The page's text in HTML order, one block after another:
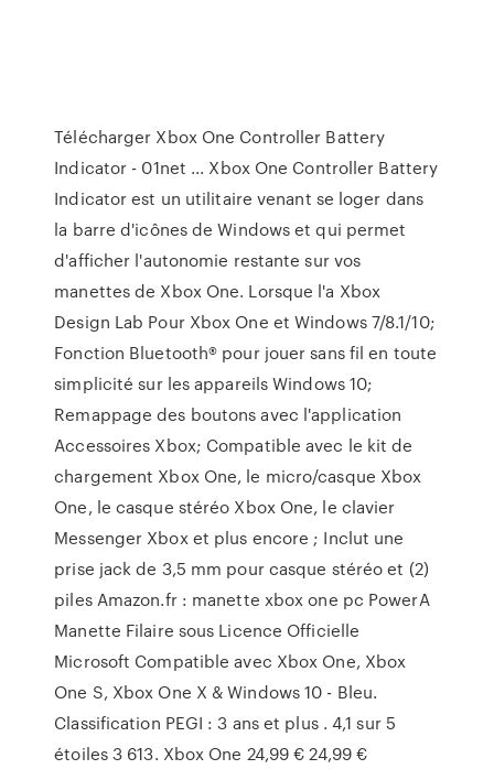
Télécharger Xbox One Controller Battery
Indicator - 01net ... Xbox One Controller Battery
Indicator est un utilitaire venant se loger dans
la barre d'icônes de Windows et qui permet
d'afficher l'autonomie restante sur vos
manettes de Xbox One. Lorsque l'a Xbox
Design Lab Pour Xbox One et Windows 7/8.1/10;
Fonction Bluetooth® pour jouer sans fil en toute
simplicité sur les appareils Windows 10;
Remappage des boutons avec l'application
Accessoires Xbox; Compatible avec le kit de
chargement Xbox One, le micro/casque Xbox
One, le casque stéréo Xbox One, le clavier
Messenger Xbox et plus encore ; Inclut une
prise jack de 3,5 mm pour casque stéréo et (2)
piles Amazon.fr : manette xbox one pc PowerA
Manette Filaire sous Licence Officielle
Microsoft Compatible avec Xbox One, Xbox
One S, Xbox One X & Windows 10 - Bleu.
Classification PEGI : 3 ans et plus . 4,1 sur 5
étoiles 3 613. Xbox One 24,99 € 24,99 €